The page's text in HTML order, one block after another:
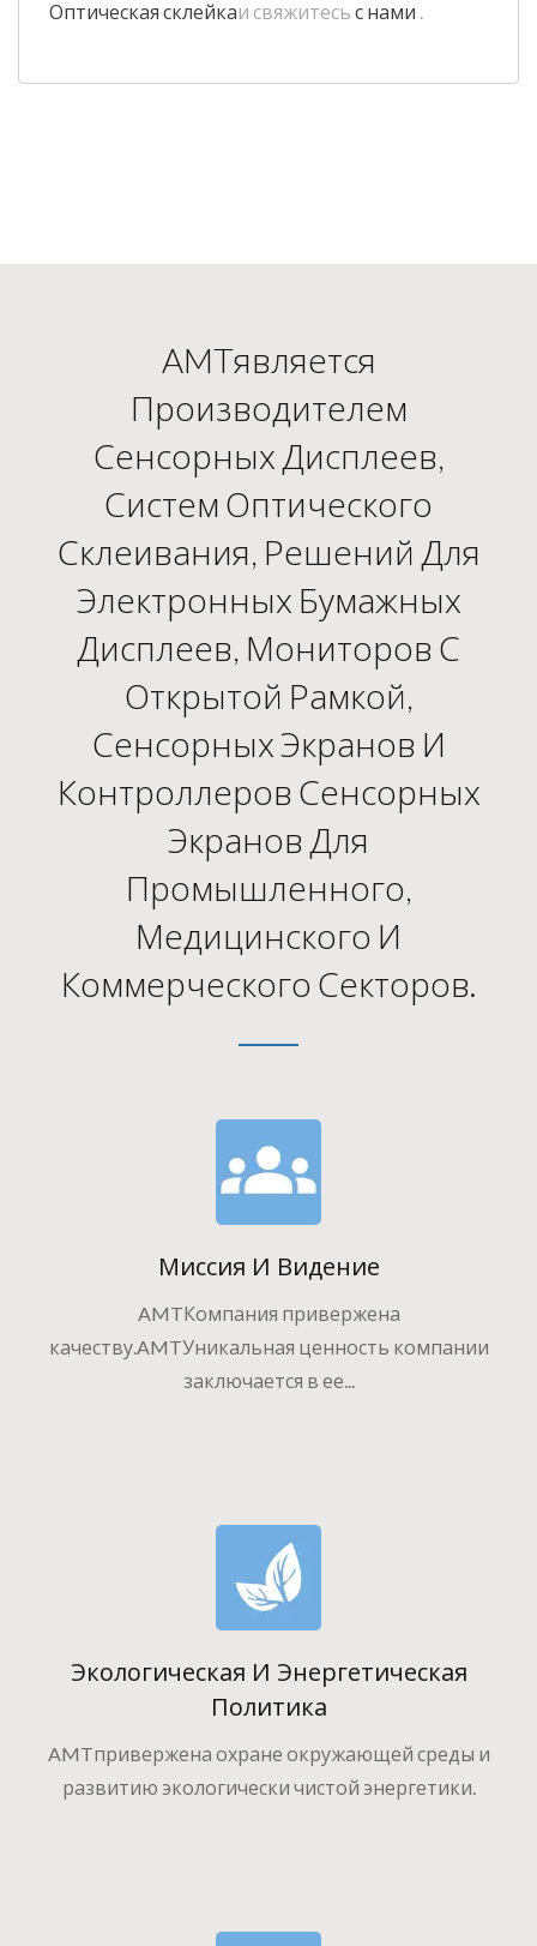
Оптическая склейкаи свяжитесь с нами
AMTявляется
Производителем
Сенсорных Дисплеев,
Систем Оптического
Склеивания, Решений Для
Электронных Бумажных
Дисплеев, Мониторов С
Открытой Рамкой,
Сенсорных Экранов И
Контроллеров Сенсорных
Экранов Для
Промышленного,
Медицинского И
Коммерческого Секторов.
Миссия И Видение
AMTКомпания привержена
качеству.AMTУникальная ценность компании
заключается в ее...
Экологическая И Энергетическая
Политика
AMTпривержена охране окружающей среды и
развитию экологически чистой энергетики.